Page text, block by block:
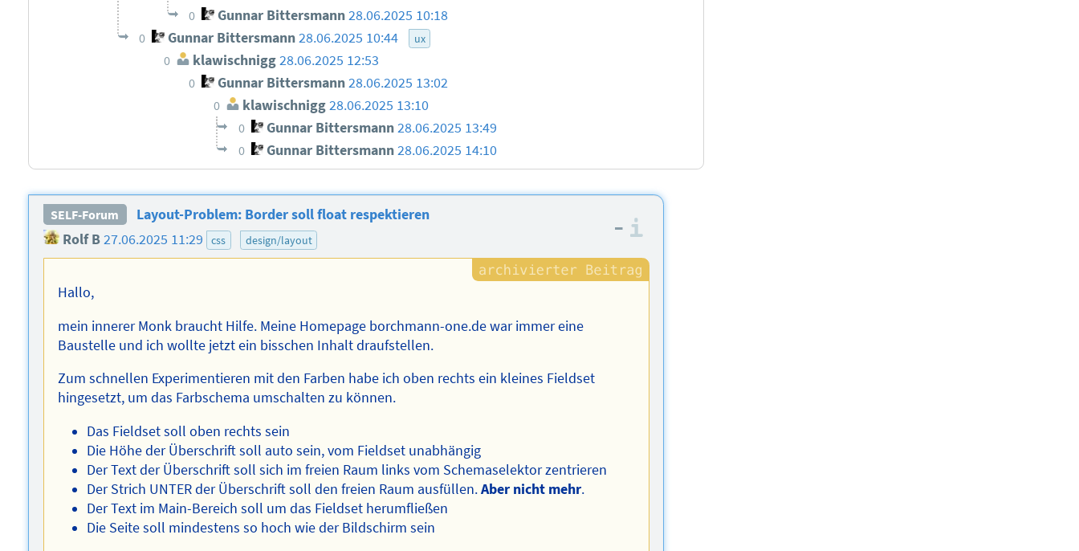
0 Gunnar Bittersmann28.06.2025 10:18
0 Gunnar Bittersmann28.06.2025 10:44 ux
0 klawischnigg28.06.2025 12:53
0 Gunnar Bittersmann28.06.2025 13:02
0 klawischnigg 28.06.2025 13:10
0 Gunnar Bittersmann28.06.2025 13:49
0 Gunnar Bittersmann28.06.2025 14:10
SELF-Forum
Layout-Problem: Border soll float respektieren
Rolf B27.06.2025 11:29 css design/layout
–
Hallo,
mein innerer Monk braucht Hilfe. Meine Homepage borchmann-one.de war immer eine
Baustelle und ich wollte jetzt ein bisschen Inhalt draufstellen.
Zum schnellen Experimentieren mit den Farben habe ich oben rechts ein kleines Fieldset
hingesetzt, um das Farbschema umschalten zu können.
Das Fieldset soll oben rechts sein
Die Höhe der Überschrift soll auto sein, vom Fieldset unabhängig
Der Text der Überschrift soll sich im freien Raum links vom Schemaselektor zentrieren
Der Strich UNTER der Überschrift soll den freien Raum ausfüllen.Aber nicht mehr.
Der Text im Main-Bereich soll um das Fieldset herumfließen
Die Seite soll mindestens so hoch wie der Bildschirm sein